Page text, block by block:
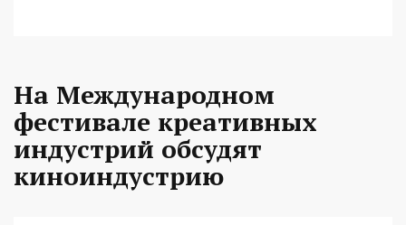
На Международном
фестивале креативных
индустрий обсудят
киноиндустрию